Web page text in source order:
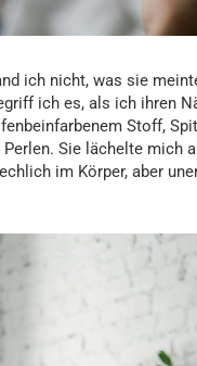
ich nicht, was sie
ich es, als ich ihren
Stoff,
Perlen. Sie lächelte mich
im Körper, aber